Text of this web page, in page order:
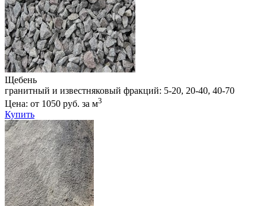
Щебень
гранитный и известняковый фракций: 5-20, 20-40, 40-70
Цена: от 1050 руб. за м3
Купить